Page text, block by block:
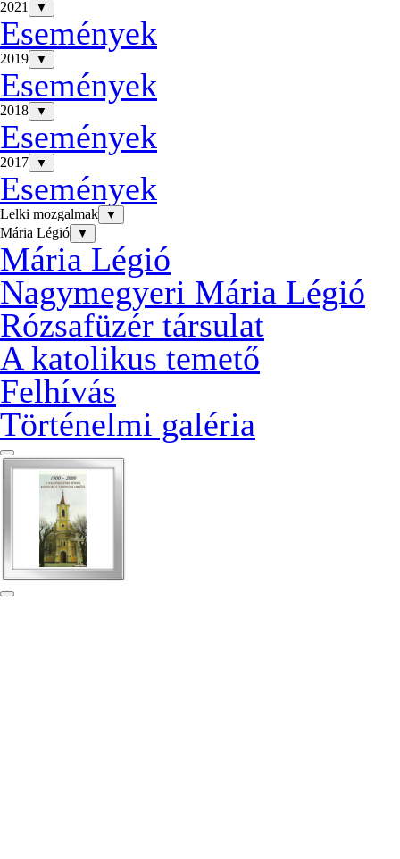
2021 ▼
Események
2019 ▼
Események
2018 ▼
Események
2017 ▼
Események
Lelki mozgalmak ▼
Mária Légió ▼
Mária Légió
Nagymegyeri Mária Légió
Rózsafüzér társulat
A katolikus temető
Felhívás
Történelmi galéria